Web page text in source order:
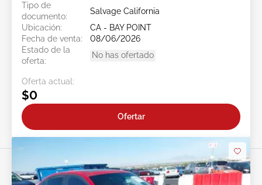
Tipo de
documento:
Salvage California
Ubicación:
CA - BAY POINT
Fecha de venta:
08/06/2026
Estado de la
oferta:
No has ofertado
Oferta actual:
$0
Ofertar